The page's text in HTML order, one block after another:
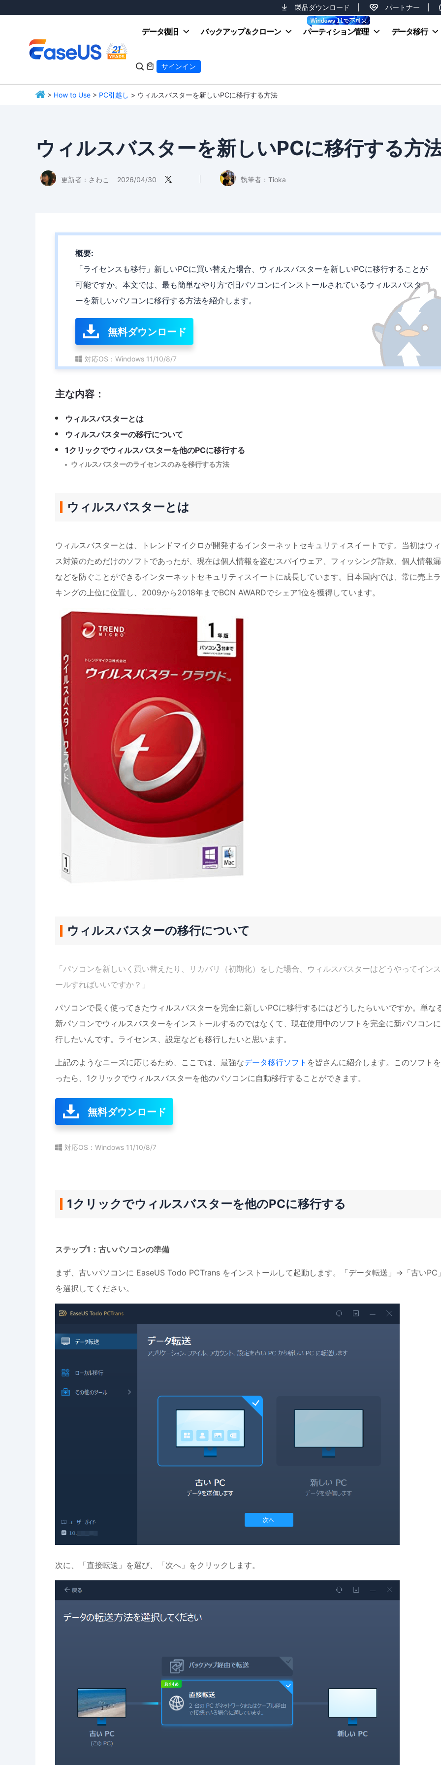
製品ダウンロード パートナー
データ復旧 バックアップ＆クローン パーティション管理 データ移行
  サインイン
> How to Use > PC引越し > ウィルスバスターを新しいPCに移行する方法
ウィルスバスターを新しいPCに移行する方
更新者： さわこ 2026/04/30  執筆者： Tioka
概要:
「ライセンスも移行」新しいPCに買い替えた場合、ウィルスバスターを新しいPCに移行することが
可能ですか。本文では、最も簡単なやり方で旧パソコンにインストールされているウィルスバスタ
ーを新しいパソコンに移行する方法を紹介します。
無料ダウンロード
対応OS：Windows 11/10/8/7
主な内容：
ウィルスバスターとは
ウィルスバスターの移行について
1クリックでウィルスバスターを他のPCに移行する
ウィルスバスターのライセンスのみを移行する方法
ウィルスバスターとは
ウィルスバスターとは、トレンドマイクロが開発するインターネットセキュリティスイートです。当初はウ
ス対策のためだけのソフトであったが、現在は個人情報を盗むスパイウェア、フィッシング詐欺、個人情報
などを防ぐことができるインターネットセキュリティスイートに成長しています。日本国内では、常に売上
キングの上位に位置し、2009から2018年までBCN AWARDでシェア1位を獲得しています。
ウィルスバスターの移行について
「パソコンを新しいく買い替えたり、リカバリ（初期化）をした場合、ウィルスバスターはどうやってイン
ールすればいいですか？」
パソコンで長く使ってきたウィルスバスターを完全に新しいPCに移行するにはどうしたらいいですか。単な
新パソコンでウィルスバスターをインストールするのではなくて、現在使用中のソフトを完全に新パソコン
行したいんです。ライセンス、設定なども移行したいと思います。
上記のようなニーズに応じるため、ここでは、最強なデータ移行ソフト を皆さんに紹介します。このソフト
ったら、1クリックでウィルスバスターを他のパソコンに自動移行することができます。
無料ダウンロード
対応OS：Windows 11/10/8/7
1クリックでウィルスバスターを他のPCに移行する
ステップ1：古いパソコンの準備
まず、古いパソコンに EaseUS Todo PCTrans をインストールして起動します。「データ転送」→「古いPC
を選択してください。
次に、「直接転送」を選び、「次へ」をクリックします。